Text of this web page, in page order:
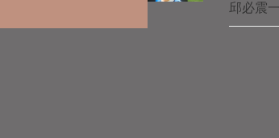
邱必震